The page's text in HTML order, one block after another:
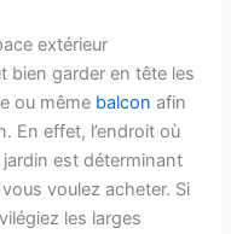
extérieur
bien garder en tête les
ou même balcon afin
En effet, l’endroit où
est déterminant
voulez acheter. Si
les larges